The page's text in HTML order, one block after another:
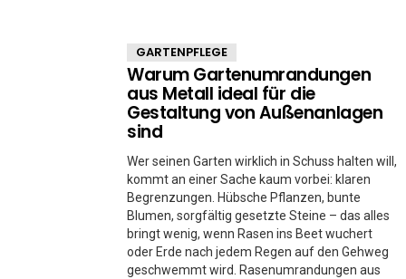
GARTENPFLEGE
Warum Gartenumrandungen
aus Metall ideal für die
Gestaltung von Außenanlagen
sind
Wer seinen Garten wirklich in Schuss halten will,
kommt an einer Sache kaum vorbei: klaren
Begrenzungen. Hübsche Pflanzen, bunte
Blumen, sorgfältig gesetzte Steine – das alles
bringt wenig, wenn Rasen ins Beet wuchert
oder Erde nach jedem Regen auf den Gehweg
geschwemmt wird. Rasenumrandungen aus